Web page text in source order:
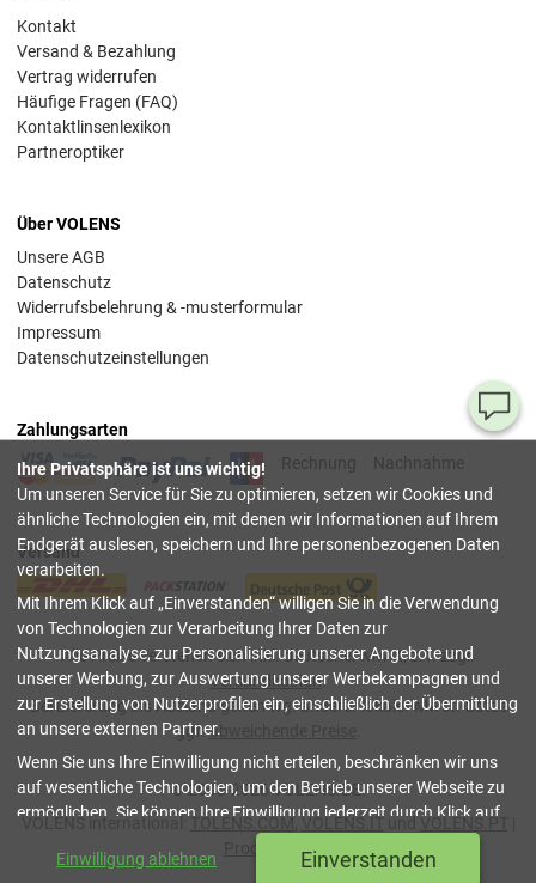
Kontakt
Versand & Bezahlung
Vertrag widerrufen
Häufige Fragen (FAQ)
Kontaktlinsenlexikon
Partneroptiker
Über VOLENS
Unsere AGB
Datenschutz
Widerrufsbelehrung & -musterformular
Impressum
Datenschutzeinstellungen
Zahlungsarten
Rechnung
Nachnahme
Versand
Alle Preise verstehen sich inkl. deutscher Mwst, z.T. zzgl.
Versandkosten.
Bei Lieferung ins Ausland gelten wg. anderer lokaler Mwst.-Sätze
ggf.abweichende Preise
© 2003-2026 VOLENS.DE.
Produktliste
Ihre Privatsphäre ist uns wichtig!
Um unseren Service für Sie zu optimieren, setzen wir Cookies und
ähnliche Technologien ein, mit denen wir Informationen auf Ihrem
Endgerät auslesen, speichern und Ihre personenbezogenen Daten
verarbeiten.
Mit Ihrem Klick auf Einverstanden willigen Sie in die Verwendung
von Technologien zur Verarbeitung Ihrer Daten zur
Nutzungsanalyse, zur Personalisierung unserer Angebote und
unserer Werbung, zur Auswertung unserer Werbekampagnen und
zur Erstellung von Nutzerprofilen ein, einschließlich der Übermittlung
an unsere externen Partner.
Wenn Sie uns Ihre Einwilligung nicht erteilen, beschränken wir uns
auf wesentliche Technologien, um den Betrieb unserer Webseite zu
ermöglichen. Sie können Ihre Einwilligung jederzeit durch Klick auf
verwalten oder widerrufen. Weitere
Details finden Sie in unserer
Datenschutzerklärung.
Einwilligung ablehnen Einverstanden
Sie
schließen